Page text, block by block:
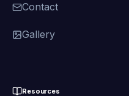
Contact
Gallery
Resources